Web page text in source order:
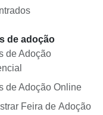
de adoção
de Adoção
de Adoção Online
Feira de Adoção